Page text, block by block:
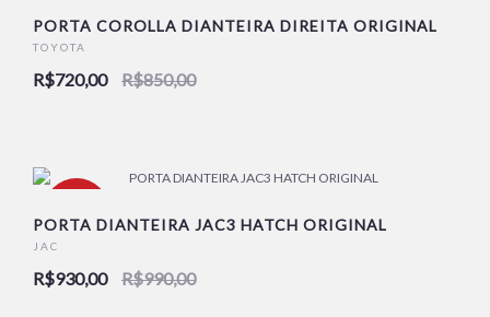
NOVO
PORTA COROLLA DIANTEIRA DIREITA ORIGINAL
TOYOTA
R$720,00 R$850,00
NOVO
PORTA DIANTEIRA JAC3 HATCH ORIGINAL
JAC
R$930,00 R$990,00